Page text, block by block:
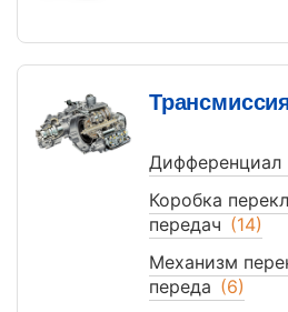
Дифференциал
Коробка
передач (14)
Механизм
переда (6)